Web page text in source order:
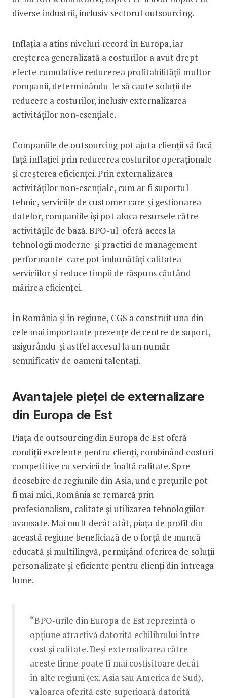
diverse industrii, inclusiv sectorul outsourcing.
Inflația a atins niveluri record în Europa, iar
creșterea generalizată a costurilor a avut drept
efecte cumulative reducerea profitabilității multor
companii, determinându-le să caute soluții de
reducere a costurilor, inclusiv externalizarea
activităților non-esențiale.
Companiile de outsourcing pot ajuta clienții să facă
față inflației prin reducerea costurilor operaționale
și creșterea eficienței. Prin externalizarea
activităților non-esențiale, cum ar fi suportul
tehnic, serviciile de customer care și gestionarea
datelor, companiile își pot aloca resursele către
activitățile de bază. BPO-ul oferă acces la
tehnologii moderne și practici de management
performante care pot îmbunătăți calitatea
serviciilor și reduce timpii de răspuns căutând
mărirea eficienței.
În România și în regiune, CGS a construit una din
cele mai importante prezențe de centre de suport,
asigurându-și astfel accesul la un număr
semnificativ de oameni talentați.
Avantajele pieței de externalizare
din Europa de Est
Piața de outsourcing din Europa de Est oferă
condiții excelente pentru clienți, combinând costuri
competitive cu servicii de înaltă calitate. Spre
deosebire de regiunile din Asia, unde prețurile pot
fi mai mici, România se remarcă prin
profesionalism, calitate și utilizarea tehnologiilor
avansate. Mai mult decât atât, piața de profil din
această regiune beneficiază de o forță de muncă
educată și multilingvă, permițând oferirea de soluții
personalizate și eficiente pentru clienți din întreaga
lume.
“BPO-urile din Europa de Est reprezintă o
opțiune atractivă datorită echilibrului între
cost și calitate. Deși externalizarea către
aceste firme poate fi mai costisitoare decât
în alte regiuni (ex. Asia sau America de Sud),
valoarea oferită este superioară datorită